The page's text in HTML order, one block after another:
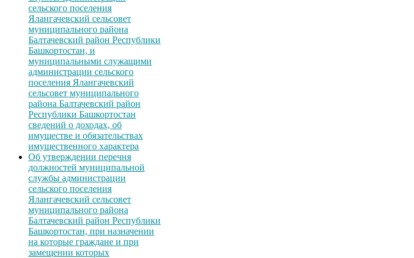
сельского поселения
Ялангачевский сельсовет
муниципального района
Балтачевский район Республики
Башкортостан, и
муниципальными служащими
администрации сельского
поселения Ялангачевский
сельсовет муниципального
района Балтачевский район
Республики Башкортостан
сведений о доходах, об
имуществе и обязательствах
имущественного характера
Об утверждении перечня
должностей муниципальной
службы администрации
сельского поселения
Ялангачевский сельсовет
муниципального района
Балтачевский район Республики
Башкортостан, при назначении
на которые граждане и при
замещении которых